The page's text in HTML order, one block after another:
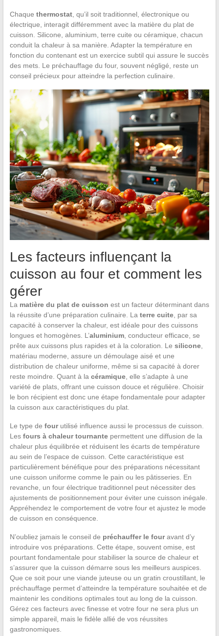
Chaque thermostat, qu’il soit traditionnel, électronique ou
électrique, interagit différemment avec la matière du plat de
cuisson. Silicone, aluminium, terre cuite ou céramique, chacun
conduit la chaleur à sa manière. Adapter la température en
fonction du contenant est un exercice subtil qui assure le succès
des mets. Le préchauffage du four, souvent négligé, reste un
conseil précieux pour atteindre la perfection culinaire.
Les facteurs influençant la
cuisson au four et comment les
gérer
La matière du plat de cuisson est un facteur déterminant dans
la réussite d’une préparation culinaire. La terre cuite, par sa
capacité à conserver la chaleur, est idéale pour des cuissons
longues et homogènes. L’aluminium, conducteur efficace, se
prête aux cuissons plus rapides et à la coloration. Le silicone,
matériau moderne, assure un démoulage aisé et une
distribution de chaleur uniforme, même si sa capacité à dorer
reste moindre. Quant à la céramique, elle s’adapte à une
variété de plats, offrant une cuisson douce et régulière. Choisir
le bon récipient est donc une étape fondamentale pour adapter
la cuisson aux caractéristiques du plat.
Le type de fourutilisé influence aussi le processus de cuisson.
Les fours à chaleur tournantepermettent une diffusion de la
chaleur plus équilibrée et réduisent les écarts de température
au sein de l’espace de cuisson. Cette caractéristique est
particulièrement bénéfique pour des préparations nécessitant
une cuisson uniforme comme le pain ou les pâtisseries. En
revanche, un four électrique traditionnel peut nécessiter des
ajustements de positionnement pour éviter une cuisson inégale.
Appréhendez le comportement de votre four et ajustez le mode
de cuisson en conséquence.
N’oubliez jamais le conseil de préchauffer le fouravant d’y
introduire vos préparations. Cette étape, souvent omise, est
pourtant fondamentale pour stabiliser la source de chaleur et
s’assurer que la cuisson démarre sous les meilleurs auspices.
Que ce soit pour une viande juteuse ou un gratin croustillant, le
préchauffage permet d’atteindre la température souhaitée et de
maintenir les conditions optimales tout au long de la cuisson.
Gérez ces facteurs avec finesse et votre four ne sera plus un
simple appareil, mais le fidèle allié de vos réussites
gastronomiques.